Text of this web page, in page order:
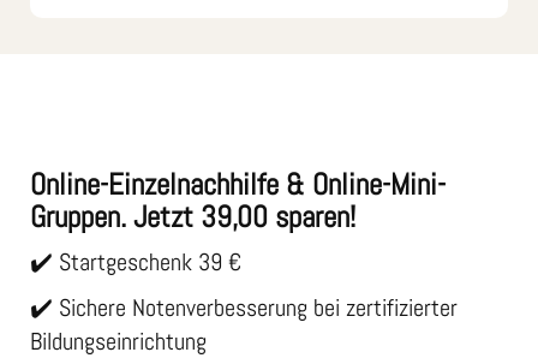
Online-Einzelnachhilfe & Online-Mini-
Gruppen. Jetzt 39,00 sparen!
✔️ Startgeschenk 39 €
✔️ Sichere Notenverbesserung bei zertifizierter
Bildungseinrichtung